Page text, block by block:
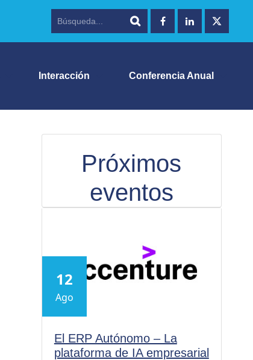
Interacción Conferencia Anual
Próximos
eventos
12
Ago
El ERP Autónomo – La
plataforma de IA empresarial